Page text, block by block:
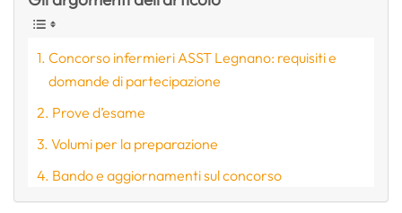
Concorso infermieri ASST Legnano: requisiti e
domande di partecipazione
Prove d’esame
Volumi per la preparazione
Bando e aggiornamenti sul concorso